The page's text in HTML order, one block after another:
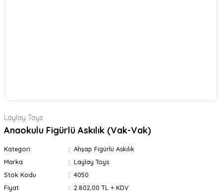
Laylay Toys
Anaokulu Figürlü Askılık (Vak-Vak)
Kategori
Ahşap Figürlü Askılık
Marka
Laylay Toys
Stok Kodu
4050
Fiyat
2.802,00 TL + KDV